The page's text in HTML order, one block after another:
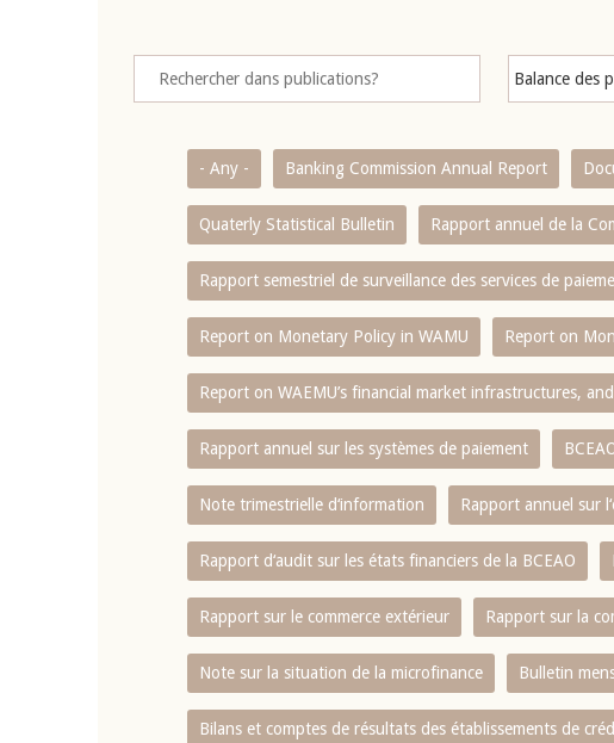
- Any - Banking Commission Annual Report
Quaterly Statistical Bulletin Rapport annuel de la
Rapport semestriel de surveillance des services de
Report on Monetary Policy in WAMU Report on
Report on WAEMU’s financial market infrastructures,
Rapport annuel sur les systèmes de paiement
Note trimestrielle d‘information Rapport annuel sur
Rapport d‘audit sur les états financiers de la BCEAO
Rapport sur le commerce extérieur Rapport sur la
Note sur la situation de la microfinance Bulletin
Bilans et comptes de résultats des établissements de